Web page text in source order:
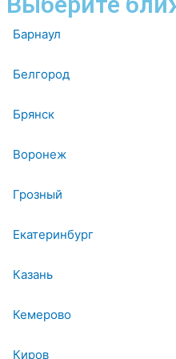
Барнаул
Белгород
Брянск
Воронеж
Грозный
Екатеринбург
Казань
Кемерово
Киров